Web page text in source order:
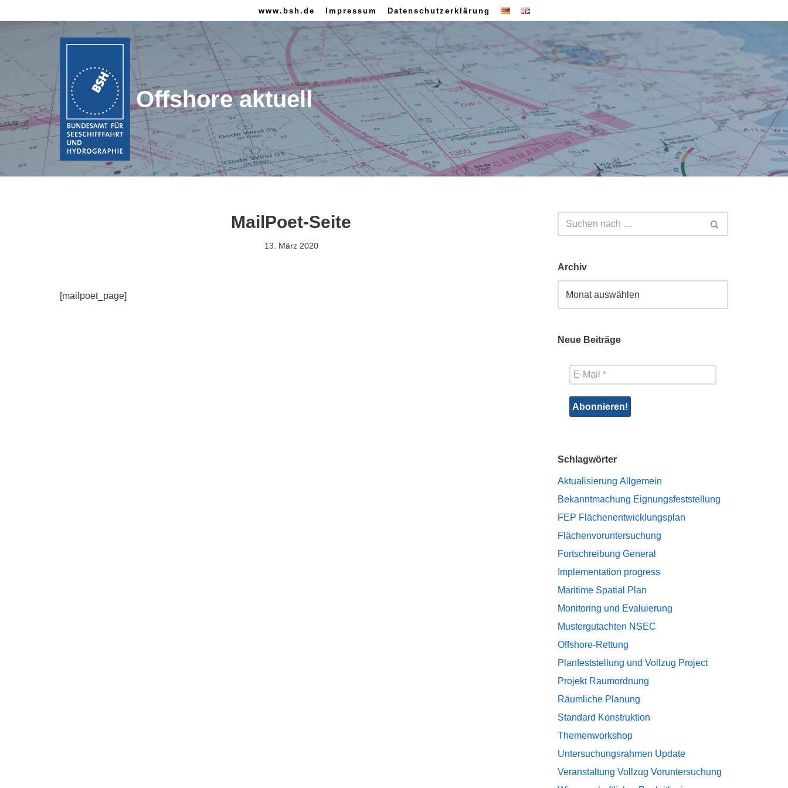
springen
www.bsh.de Impressum Datenschutzerklärung
Offshore aktuell
MailPoet-Seite
13. März 2020
[mailpoet_page]
Archiv
Neue Beiträge
Schlagwörter
Aktualisierung Allgemein
Bekanntmachung Eignungsfeststellung
FEP Flächenentwicklungsplan
Flächenvoruntersuchung
Fortschreibung General
Implementation progress
Maritime Spatial Plan
Monitoring und Evaluierung
Mustergutachten NSEC
Offshore-Rettung
Planfeststellung und Vollzug Project
Projekt Raumordnung
Räumliche Planung
Standard Konstruktion
Themenworkshop
Untersuchungsrahmen Update
Veranstaltung Vollzug Voruntersuchung